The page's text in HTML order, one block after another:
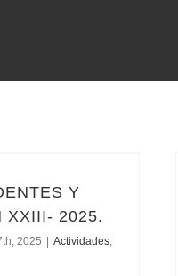
Y
XXIII- 2025.
2025 Actividades,